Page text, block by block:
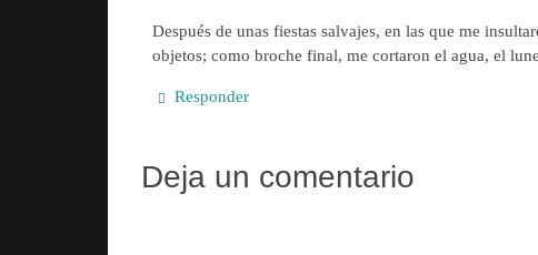
Después de unas fiestas salvajes, en las que me
objetos; como broche final, me cortaron el agua, el
Responder
Deja un comentario